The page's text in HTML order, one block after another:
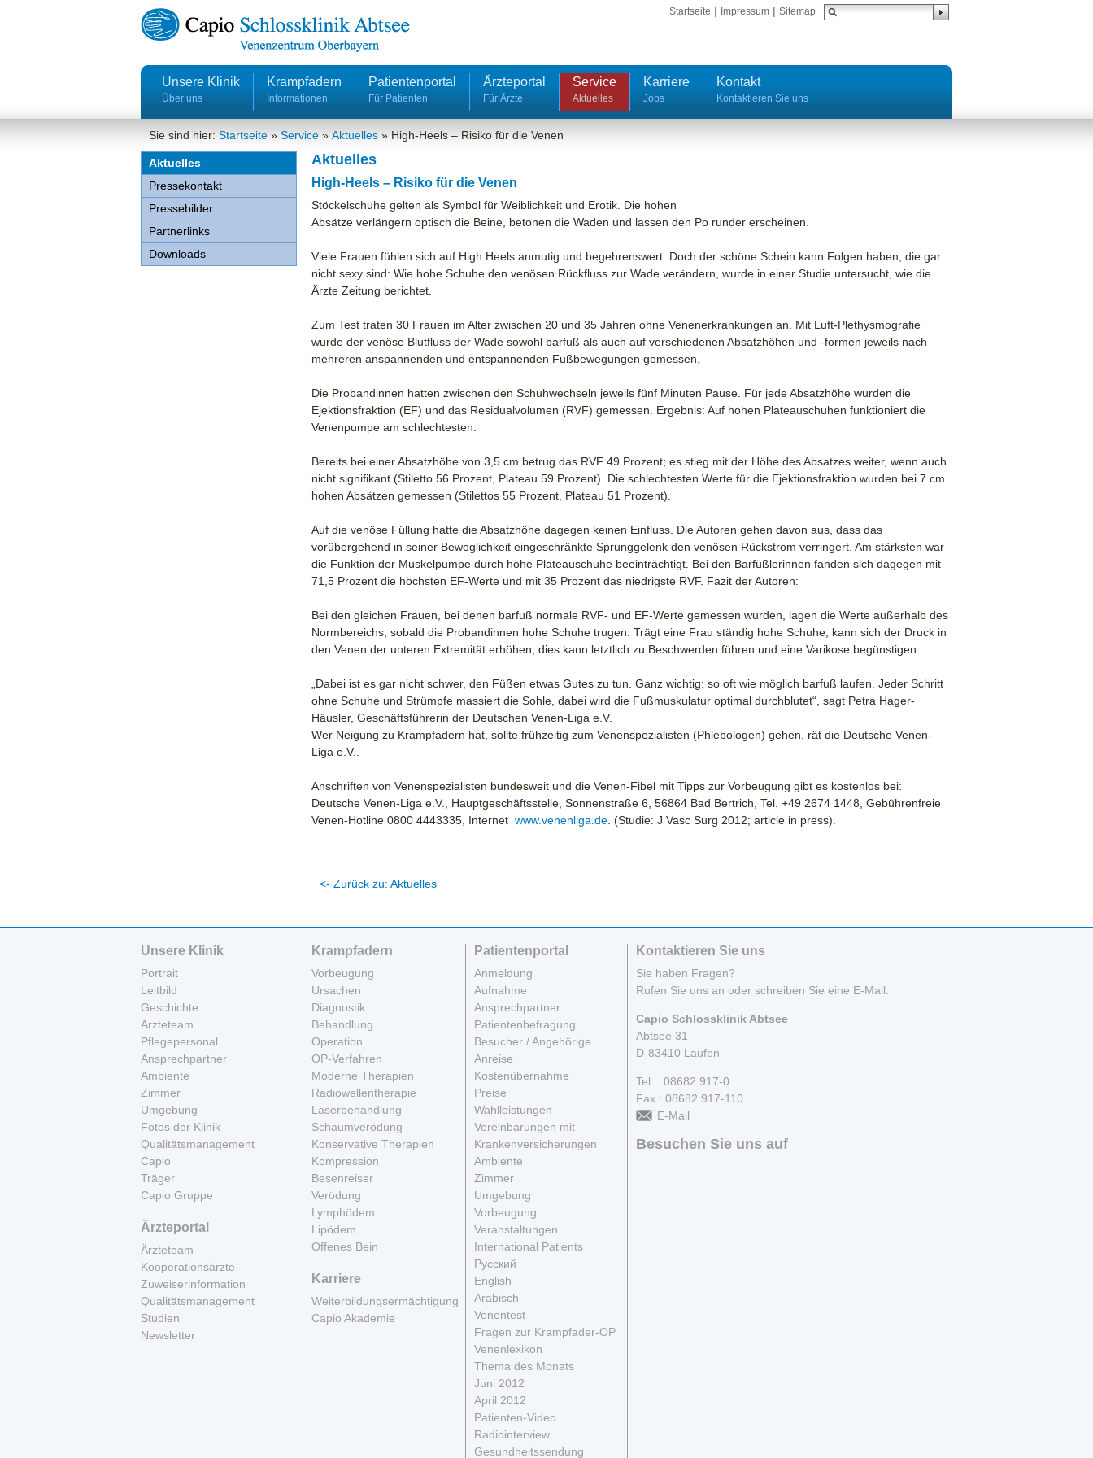
Startseite | Impressum | Sitemap
Unsere Klinik
Über uns
Krampfadern
Informationen
Patientenportal
Für Patienten
Ärzteportal
Für Ärzte
Service
Aktuelles
Karriere
Jobs
Kontakt
Kontaktieren Sie uns
Sie sind hier: Startseite » Service » Aktuelles » High-Heels – Risiko für die Venen
Aktuelles
Pressekontakt
Pressebilder
Partnerlinks
Downloads
Aktuelles
High-Heels – Risiko für die Venen
Stöckelschuhe gelten als Symbol für Weiblichkeit und Erotik. Die hohen
Absätze verlängern optisch die Beine, betonen die Waden und lassen den Po runder erscheinen.
Viele Frauen fühlen sich auf High Heels anmutig und begehrenswert. Doch der schöne Schein kann Folgen haben, die gar
nicht sexy sind: Wie hohe Schuhe den venösen Rückfluss zur Wade verändern, wurde in einer Studie untersucht, wie die
Ärzte Zeitung berichtet.
Zum Test traten 30 Frauen im Alter zwischen 20 und 35 Jahren ohne Venenerkrankungen an. Mit Luft-Plethysmografie
wurde der venöse Blutfluss der Wade sowohl barfuß als auch auf verschiedenen Absatzhöhen und -formen jeweils nach
mehreren anspannenden und entspannenden Fußbewegungen gemessen.
Die Probandinnen hatten zwischen den Schuhwechseln jeweils fünf Minuten Pause. Für jede Absatzhöhe wurden die
Ejektionsfraktion (EF) und das Residualvolumen (RVF) gemessen. Ergebnis: Auf hohen Plateauschuhen funktioniert die
Venenpumpe am schlechtesten.
Bereits bei einer Absatzhöhe von 3,5 cm betrug das RVF 49 Prozent; es stieg mit der Höhe des Absatzes weiter, wenn auch
nicht signifikant (Stiletto 56 Prozent, Plateau 59 Prozent). Die schlechtesten Werte für die Ejektionsfraktion wurden bei 7 cm
hohen Absätzen gemessen (Stilettos 55 Prozent, Plateau 51 Prozent).
Auf die venöse Füllung hatte die Absatzhöhe dagegen keinen Einfluss. Die Autoren gehen davon aus, dass das
vorübergehend in seiner Beweglichkeit eingeschränkte Sprunggelenk den venösen Rückstrom verringert. Am stärksten war
die Funktion der Muskelpumpe durch hohe Plateauschuhe beeinträchtigt. Bei den Barfüßlerinnen fanden sich dagegen mit
71,5 Prozent die höchsten EF-Werte und mit 35 Prozent das niedrigste RVF. Fazit der Autoren:
Bei den gleichen Frauen, bei denen barfuß normale RVF- und EF-Werte gemessen wurden, lagen die Werte außerhalb des
Normbereichs, sobald die Probandinnen hohe Schuhe trugen. Trägt eine Frau ständig hohe Schuhe, kann sich der Druck in
den Venen der unteren Extremität erhöhen; dies kann letztlich zu Beschwerden führen und eine Varikose begünstigen.
„Dabei ist es gar nicht schwer, den Füßen etwas Gutes zu tun. Ganz wichtig: so oft wie möglich barfuß laufen. Jeder Schritt
ohne Schuhe und Strümpfe massiert die Sohle, dabei wird die Fußmuskulatur optimal durchblutet“, sagt Petra Hager-
Häusler, Geschäftsführerin der Deutschen Venen-Liga e.V.
Wer Neigung zu Krampfadern hat, sollte frühzeitig zum Venenspezialisten (Phlebologen) gehen, rät die Deutsche Venen-
Liga e.V..
Anschriften von Venenspezialisten bundesweit und die Venen-Fibel mit Tipps zur Vorbeugung gibt es kostenlos bei:
Deutsche Venen-Liga e.V., Hauptgeschäftsstelle, Sonnenstraße 6, 56864 Bad Bertrich, Tel. +49 2674 1448, Gebührenfreie
Venen-Hotline 0800 4443335, Internet www.venenliga.de. (Studie: J Vasc Surg 2012; article in press).
<- Zurück zu: Aktuelles
Unsere Klinik
Portrait
Leitbild
Geschichte
Ärzteteam
Pflegepersonal
Ansprechpartner
Ambiente
Zimmer
Umgebung
Fotos der Klinik
Qualitätsmanagement
Capio
Träger
Capio Gruppe
Ärzteportal
Ärzteteam
Kooperationsärzte
Zuweiserinformation
Qualitätsmanagement
Studien
Newsletter
Krampfadern
Vorbeugung
Ursachen
Diagnostik
Behandlung
Operation
OP-Verfahren
Moderne Therapien
Radiowellentherapie
Laserbehandlung
Schaumverödung
Konservative Therapien
Kompression
Besenreiser
Verödung
Lymphödem
Lipödem
Offenes Bein
Karriere
Weiterbildungsermächtigung
Capio Akademie
Patientenportal
Anmeldung
Aufnahme
Ansprechpartner
Patientenbefragung
Besucher / Angehörige
Anreise
Kostenübernahme
Preise
Wahlleistungen
Vereinbarungen mit
Krankenversicherungen
Ambiente
Zimmer
Umgebung
Vorbeugung
Veranstaltungen
International Patients
Русский
English
Arabisch
Venentest
Fragen zur Krampfader-OP
Venenlexikon
Thema des Monats
Juni 2012
April 2012
Patienten-Video
Radiointerview
Gesundheitssendung
Kontaktieren Sie uns
Sie haben Fragen?
Rufen Sie uns an oder schreiben Sie eine E-Mail:
Capio Schlossklinik Abtsee
Abtsee 31
D-83410 Laufen
Tel.: 08682 917-0
Fax.: 08682 917-110
E-Mail
Besuchen Sie uns auf